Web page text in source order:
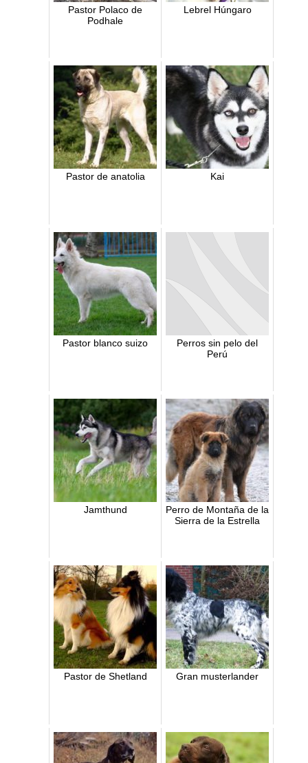
Pastor Polaco de
Podhale
Lebrel Húngaro
Pastor de anatolia Kai
Pastor blanco suizo
Perros sin pelo del
Perú
Jamthund
Perro de Montaña de la
Sierra de la Estrella
Pastor de Shetland Gran musterlander